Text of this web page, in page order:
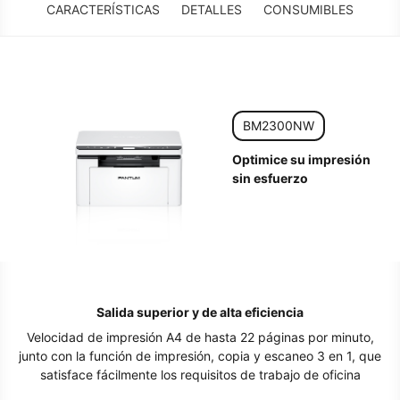
CARACTERÍSTICAS DETALLES CONSUMIBLES
BM2300NW
Optimice su impresión
sin esfuerzo
Salida superior y de alta eficiencia
Velocidad de impresión A4 de hasta 22 páginas por minuto,
junto con la función de impresión, copia y escaneo 3 en 1, que
satisface fácilmente los requisitos de trabajo de oficina